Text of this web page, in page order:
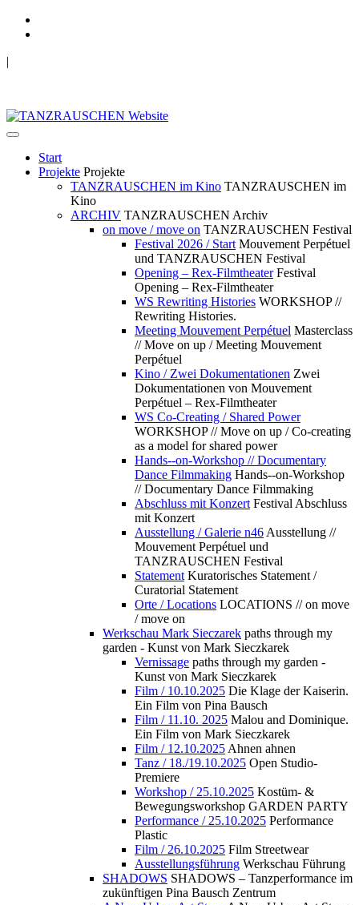
|
Start
Projekte Projekte
TANZRAUSCHEN im Kino TANZRAUSCHEN im
Kino
ARCHIV TANZRAUSCHEN Archiv
on move / move on TANZRAUSCHEN Festival
Festival 2026 / Start Mouvement Perpétuel
und TANZRAUSCHEN Festival
Opening – Rex-Filmtheater Festival
Opening – Rex-Filmtheater
WS Rewriting Histories WORKSHOP //
Rewriting Histories.
Meeting Mouvement Perpétuel Masterclass
// Move on up / Meeting Mouvement
Perpétuel
Kino / Zwei Dokumentationen Zwei
Dokumentationen von Mouvement
Perpétuel – Rex-Filmtheater
WS Co-Creating / Shared Power
WORKSHOP // Move on up / Co-creating
as a model for shared power
Hands--on-Workshop // Documentary
Dance Filmmaking Hands--on-Workshop
// Documentary Dance Filmmaking
Abschluss mit Konzert Festival Abschluss
mit Konzert
Ausstellung / Galerie n46 Ausstellung //
Mouvement Perpétuel und
TANZRAUSCHEN Festival
Statement Kuratorisches Statement /
Curatorial Statement
Orte / Locations LOCATIONS // on move
/ move on
Werkschau Mark Sieczarek paths through my
garden - Kunst von Mark Sieczkarek
Vernissage paths through my garden -
Kunst von Mark Sieczkarek
Film / 10.10.2025 Die Klage der Kaiserin.
Ein Film von Pina Bausch
Film / 11.10. 2025 Malou and Dominique.
Ein Film von Mark Sieczkarek
Film / 12.10.2025 Ahnen ahnen
Tanz / 18./19.10.2025 Open Studio-
Premiere
Workshop / 25.10.2025 Kostüm- &
Bewegungsworkshop GARDEN PARTY
Performance / 25.10.2025 Performance
Plastic
Film / 26.10.2025 Film Streetwear
Ausstellungsführung Werkschau Führung
SHADOWS SHADOWS – Tanzperformance im
zukünftigen Pina Bausch Zentrum